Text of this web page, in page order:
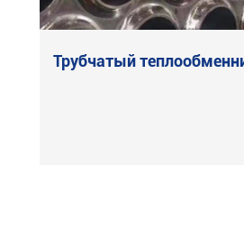
Трубчатый